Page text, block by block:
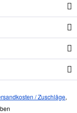
/ Zuschläge,